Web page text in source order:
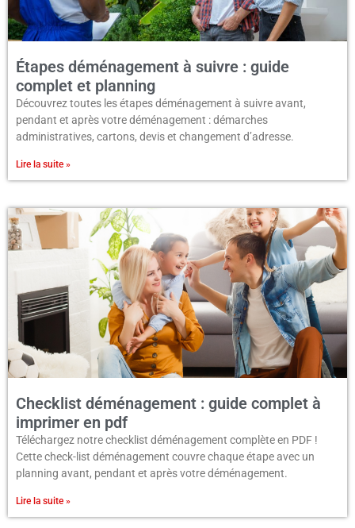
Étapes déménagement à suivre : guide
complet et planning
Découvrez toutes les étapes déménagement à suivre avant,
pendant et après votre déménagement : démarches
administratives, cartons, devis et changement d’adresse.
Lire la suite »
Checklist déménagement : guide complet à
imprimer en pdf
Téléchargez notre checklist déménagement complète en PDF !
Cette check-list déménagement couvre chaque étape avec un
planning avant, pendant et après votre déménagement.
Lire la suite »